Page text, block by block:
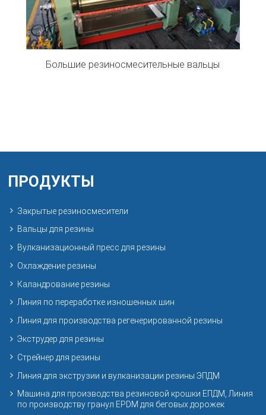
Большие резиносмесительные вальцы
ПРОДУКТЫ
Закрытые резиносмесители
Вальцы для резины
Вулканизационный пресс для резины
Охлаждение резины
Каландрование резины
Линия по переработке изношенных шин
Линия для производства регенерированной резины
Экструдер для резины
Стрейнер для резины
Линия для экструзии и вулканизации резины ЭПДМ
Машина для производства резиновой крошки ЕПДМ, Линия
по производству гранул EPDM для беговых дорожек